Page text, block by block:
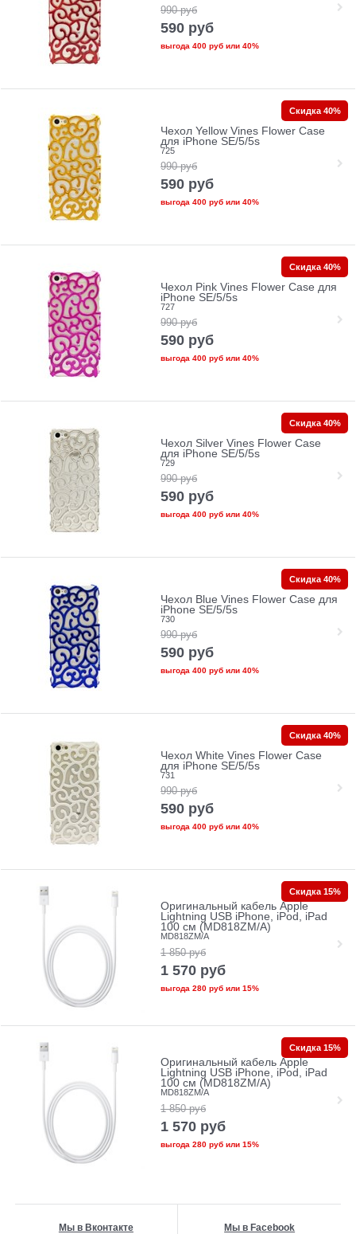
990 руб
590 руб
выгода 400 рубили 40%
Чехол Yellow Vines Flower Case
для iPhone SE/5/5s
725
990 руб
590 руб
выгода 400 рубили 40%
Скидка 40%
Чехол Pink Vines Flower Case для
iPhone SE/5/5s
727
990 руб
590 руб
выгода 400 рубили 40%
Скидка 40%
Чехол Silver Vines Flower Case
для iPhone SE/5/5s
729
990 руб
590 руб
выгода 400 рубили 40%
Скидка 40%
Чехол Blue Vines Flower Case для
iPhone SE/5/5s
730
990 руб
590 руб
выгода 400 рубили 40%
Скидка 40%
Чехол White Vines Flower Case
для iPhone SE/5/5s
731
990 руб
590 руб
выгода 400 рубили 40%
Скидка 40%
Оригинальный кабель Apple
Lightning USB iPhone, iPod, iPad
100 см (MD818ZM/A)
MD818ZM/A
1 850 руб
1 570 руб
выгода 280 рубили 15%
Скидка 15%
Оригинальный кабель Apple
Lightning USB iPhone, iPod, iPad
100 см (MD818ZM/A)
MD818ZM/A
1 850 руб
1 570 руб
выгода 280 рубили 15%
Скидка 15%
Мы в Вконтакте Мы в Facebook